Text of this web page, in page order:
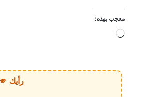
معجب بهذه:
ي
رأيك 🫵 يهمنا، ضع رأيك بالخبر أو الموقع بكل وضوح وصراحة!